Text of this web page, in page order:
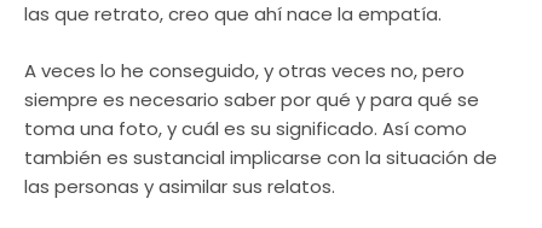
las que retrato, creo que ahí nace la empatía.
A veces lo he conseguido, y otras veces no, pero
siempre es necesario saber por qué y para qué se
toma una foto, y cuál es su significado. Así como
también es sustancial implicarse con la situación de
las personas y asimilar sus relatos.